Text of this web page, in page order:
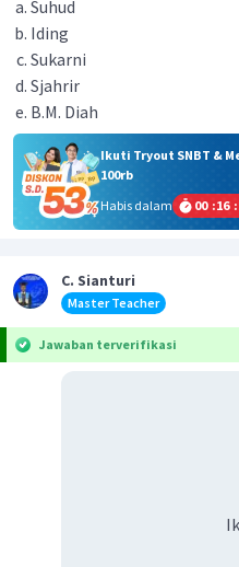
Suhud
Iding
Sukarni
Sjahrir
B.M. Diah
Ikuti Tryout SNBT &
100rb
Habis dalam
00 :16 :
C. Sianturi
Master Teacher
Jawaban terverifikasi